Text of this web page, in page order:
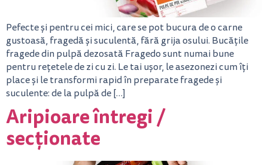
Pefecte și pentru cei mici, care se pot bucura de o carne
gustoasă, fragedă și suculentă, fără grija osului. Bucățile
fragede din pulpă dezosată Fragedo sunt numai bune
pentru rețetele de zi cu zi. Le tai ușor, le asezonezi cum îți
place și le transformi rapid în preparate fragede și
suculente: de la pulpă de […]
Aripioare întregi /
secționate